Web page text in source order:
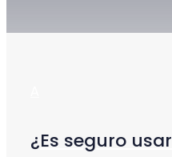
¿Es seguro usar